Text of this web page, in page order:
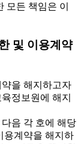
모든 책임은 이
및 이용계약
을 해지하고자
정보원에 해지
음 각 호에 해당
용계약을 해지하